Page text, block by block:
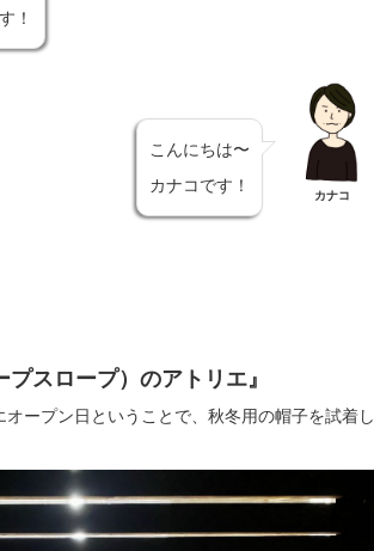
！
こんにちは〜
カナコです！
カナコ
スロープ）のアトリエ』
ープン日ということで、秋冬用の帽子を試着し